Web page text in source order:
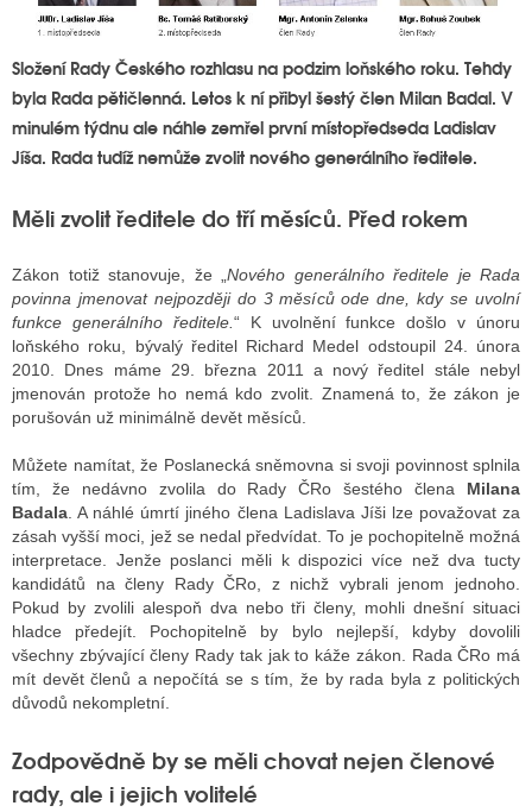
Složení Rady Českého rozhlasu na podzim loňského roku. Tehdy
byla Rada pětičlenná. Letos k ní přibyl šestý člen Milan Badal. V
minulém týdnu ale náhle zemřel první místopředseda Ladislav
Jíša. Rada tudíž nemůže zvolit nového generálního ředitele.
Měli zvolit ředitele do tří měsíců. Před rokem
Zákon totiž stanovuje, že „ Nového generálního ředitele je Rada
povinna jmenovat nejpozději do 3 měsíců ode dne, kdy se uvolní
funkce generálního ředitele. “ K uvolnění funkce došlo v únoru
loňského roku, bývalý ředitel Richard Medel odstoupil 24. února
2010. Dnes máme 29. března 2011 a nový ředitel stále nebyl
jmenován protože ho nemá kdo zvolit. Znamená to, že zákon je
porušován už minimálně devět měsíců.
Můžete namítat, že Poslanecká sněmovna si svoji povinnost splnila
tím, že nedávno zvolila do Rady ČRo šestého člena Milana
Badala . A náhlé úmrtí jiného člena Ladislava Jíši lze považovat za
zásah vyšší moci, jež se nedal předvídat. To je pochopitelně možná
interpretace. Jenže poslanci měli k dispozici více než dva tucty
kandidátů na členy Rady ČRo, z nichž vybrali jenom jednoho.
Pokud by zvolili alespoň dva nebo tři členy, mohli dnešní situaci
hladce předejít. Pochopitelně by bylo nejlepší, kdyby dovolili
všechny zbývající členy Rady tak jak to káže zákon. Rada ČRo má
mít devět členů a nepočítá se s tím, že by rada byla z politických
důvodů nekompletní.
Zodpovědně by se měli chovat nejen členové
rady, ale i jejich volitelé